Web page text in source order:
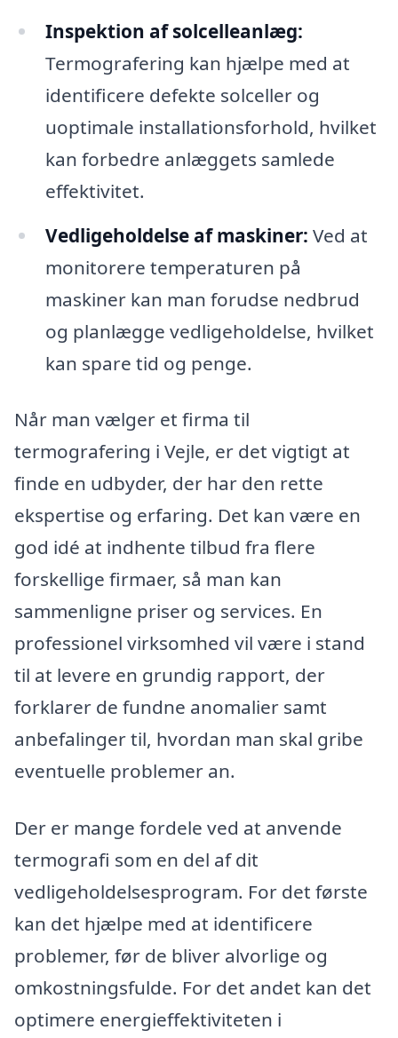
Inspektion af solcelleanlæg:
Termografering kan hjælpe med at
identificere defekte solceller og
uoptimale installationsforhold, hvilket
kan forbedre anlæggets samlede
effektivitet.
Vedligeholdelse af maskiner: Ved at
monitorere temperaturen på
maskiner kan man forudse nedbrud
og planlægge vedligeholdelse, hvilket
kan spare tid og penge.
Når man vælger et firma til
termografering i Vejle, er det vigtigt at
finde en udbyder, der har den rette
ekspertise og erfaring. Det kan være en
god idé at indhente tilbud fra flere
forskellige firmaer, så man kan
sammenligne priser og services. En
professionel virksomhed vil være i stand
til at levere en grundig rapport, der
forklarer de fundne anomalier samt
anbefalinger til, hvordan man skal gribe
eventuelle problemer an.
Der er mange fordele ved at anvende
termografi som en del af dit
vedligeholdelsesprogram. For det første
kan det hjælpe med at identificere
problemer, før de bliver alvorlige og
omkostningsfulde. For det andet kan det
optimere energieffektiviteten i